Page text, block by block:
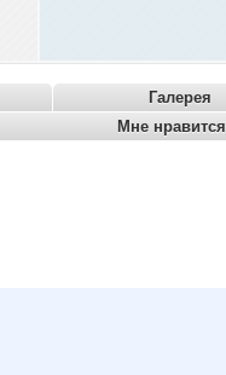
Галерея
Мне нравится